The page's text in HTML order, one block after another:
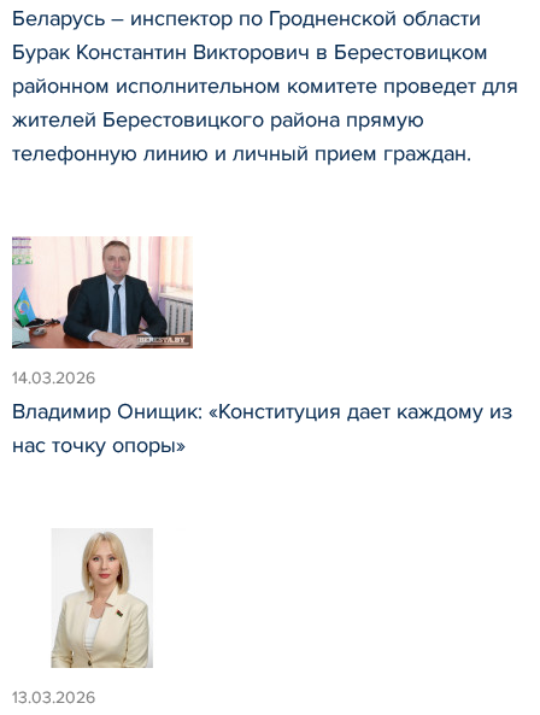
Беларусь – инспектор по Гродненской области
Бурак Константин Викторович в Берестовицком
районном исполнительном комитете проведет для
жителей Берестовицкого района прямую
телефонную линию и личный прием граждан.
14.03.2026
Владимир Онищик: «Конституция дает каждому из
нас точку опоры»
13.03.2026